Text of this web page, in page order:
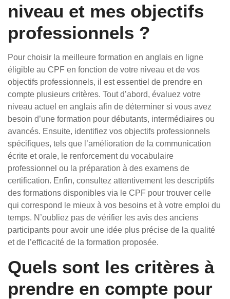
niveau et mes objectifs
professionnels ?
Pour choisir la meilleure formation en anglais en ligne
éligible au CPF en fonction de votre niveau et de vos
objectifs professionnels, il est essentiel de prendre en
compte plusieurs critères. Tout d’abord, évaluez votre
niveau actuel en anglais afin de déterminer si vous avez
besoin d’une formation pour débutants, intermédiaires ou
avancés. Ensuite, identifiez vos objectifs professionnels
spécifiques, tels que l’amélioration de la communication
écrite et orale, le renforcement du vocabulaire
professionnel ou la préparation à des examens de
certification. Enfin, consultez attentivement les descriptifs
des formations disponibles via le CPF pour trouver celle
qui correspond le mieux à vos besoins et à votre emploi du
temps. N’oubliez pas de vérifier les avis des anciens
participants pour avoir une idée plus précise de la qualité
et de l’efficacité de la formation proposée.
Quels sont les critères à
prendre en compte pour